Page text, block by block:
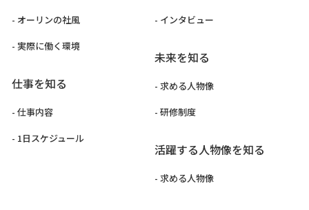
- オーリンの社風
- 実際に働く環境
仕事を知る
- 仕事内容
- 1日スケジュール
- インタビュー
未来を知る
- 求める人物像
- 研修制度
活躍する人物像を知る
- 求める人物像